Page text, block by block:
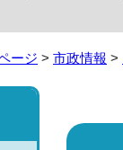
ージ > 市政情報 >